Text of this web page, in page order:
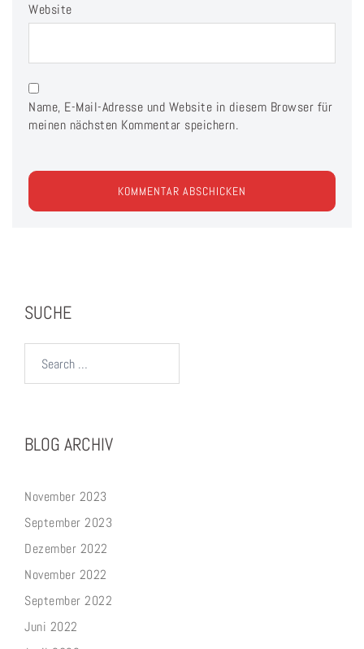
Website
Name, E-Mail-Adresse und Website in diesem Browser für
meinen nächsten Kommentar speichern.
SUCHE
BLOG ARCHIV
November 2023
September 2023
Dezember 2022
November 2022
September 2022
Juni 2022